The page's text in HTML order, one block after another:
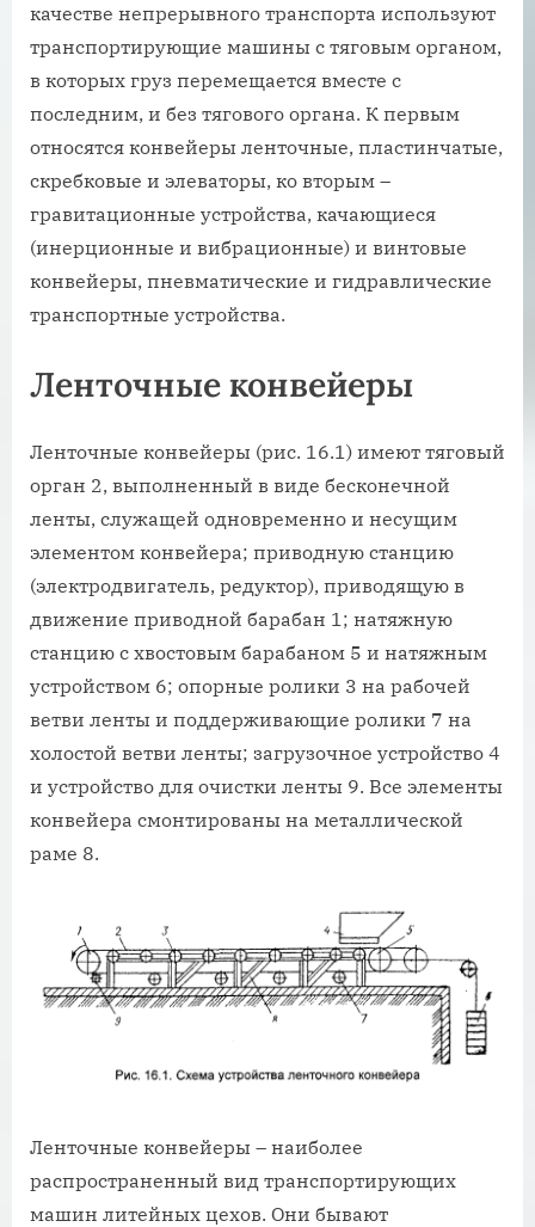
качестве непрерывного транспорта используют
транспортирующие машины с тяговым органом,
в которых груз перемещается вместе с
последним, и без тягового органа. К первым
относятся конвейеры ленточные, пластинчатые,
скребковые и элеваторы, ко вторым –
гравитационные устройства, качающиеся
(инерционные и вибрационные) и винтовые
конвейеры, пневматические и гидравлические
транспортные устройства.
Ленточные конвейеры
Ленточные конвейеры (рис. 16.1) имеют тяговый
орган 2, выполненный в виде бесконечной
ленты, служащей одновременно и несущим
элементом конвейера; приводную станцию
(электродвигатель, редуктор), приводящую в
движение приводной барабан 1; натяжную
станцию с хвостовым барабаном 5 и натяжным
устройством 6; опорные ролики 3 на рабочей
ветви ленты и поддерживающие ролики 7 на
холостой ветви ленты; загрузочное устройство 4
и устройство для очистки ленты 9. Все элементы
конвейера смонтированы на металлической
раме 8.
Ленточные конвейеры – наиболее
распространенный вид транспортирующих
машин литейных цехов. Они бывают